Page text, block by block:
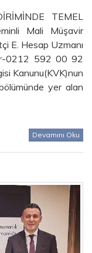
TEMEL
Mali Müşavir
E. Hesap Uzmanı
0212 592 00 92
Kanunu(KVK)nun
yer alan
Devamını Oku